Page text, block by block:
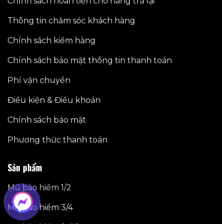
Thông tin chăm sóc khách hàng
Chính sách kiểm hàng
Chính sách bảo mật thông tin thanh toán
Phí vận chuyển
Điều kiện & Điều khoản
Chính sách bảo mật
Phương thức thanh toán
Sản phẩm
Mũ bảo hiểm 1/2
Mũ bảo hiểm 3/4